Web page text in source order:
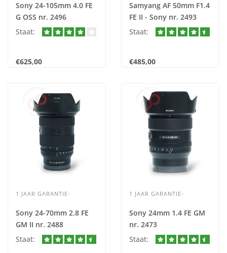
Sony 24-105mm 4.0 FE
G OSS nr. 2496
Staat:
€625,00
Samyang AF 50mm F1.4
FE II - Sony nr. 2493
Staat:
€485,00
1 JAAR GARANTIE-
Sony 24-70mm 2.8 FE
GM II nr. 2488
Staat:
1 JAAR GARANTIE-
Sony 24mm 1.4 FE GM
nr. 2473
Staat: